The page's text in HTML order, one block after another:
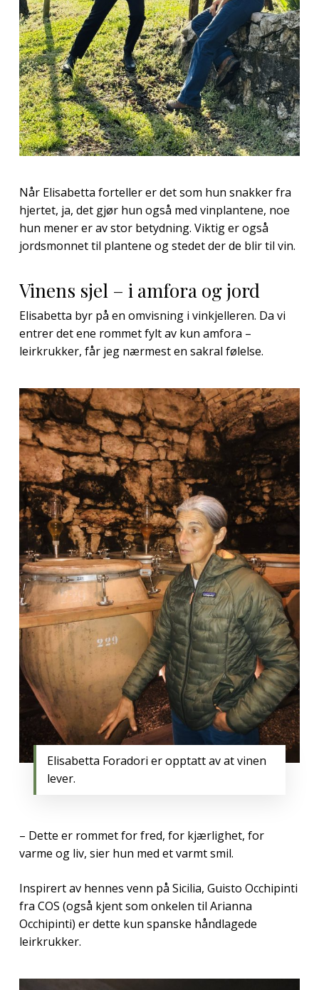
Når Elisabetta forteller er det som hun snakker fra
hjertet, ja, det gjør hun også med vinplantene, noe
hun mener er av stor betydning. Viktig er også
jordsmonnet til plantene og stedet der de blir til vin.
Vinens sjel – i amfora og jord
Elisabetta byr på en omvisning i vinkjelleren. Da vi
entrer det ene rommet fylt av kun amfora –
leirkrukker, får jeg nærmest en sakral følelse.
Elisabetta Foradori er opptatt av at vinen
lever.
– Dette er rommet for fred, for kjærlighet, for
varme og liv, sier hun med et varmt smil.
Inspirert av hennes venn på Sicilia, Guisto Occhipinti
fra COS (også kjent som onkelen til Arianna
Occhipinti) er dette kun spanske håndlagede
leirkrukker.